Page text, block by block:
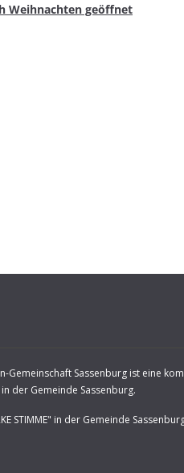
Weih­nach­ten geöffnet
Gemeinschaft Sassenburg ist eine
der Gemeinde Sassenburg.
STIMME" in der Gemeinde